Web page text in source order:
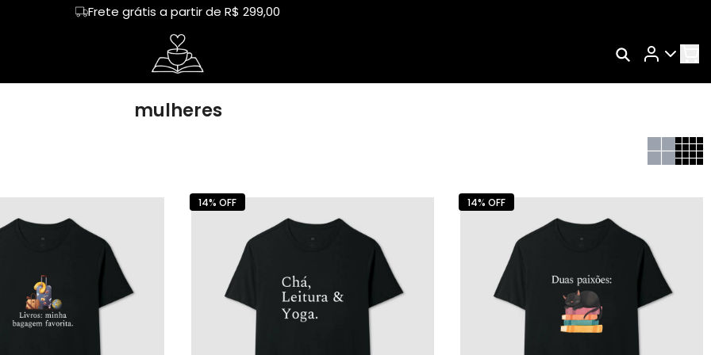
Frete grátis a partir de R$ 299,00
Cerveja Happy hour
Leitor
Churrasco Chimarrão
amigas
Avaliar Meu Pedido
Entrar | Cadastrar
mulheres
14% OFF 14% OFF